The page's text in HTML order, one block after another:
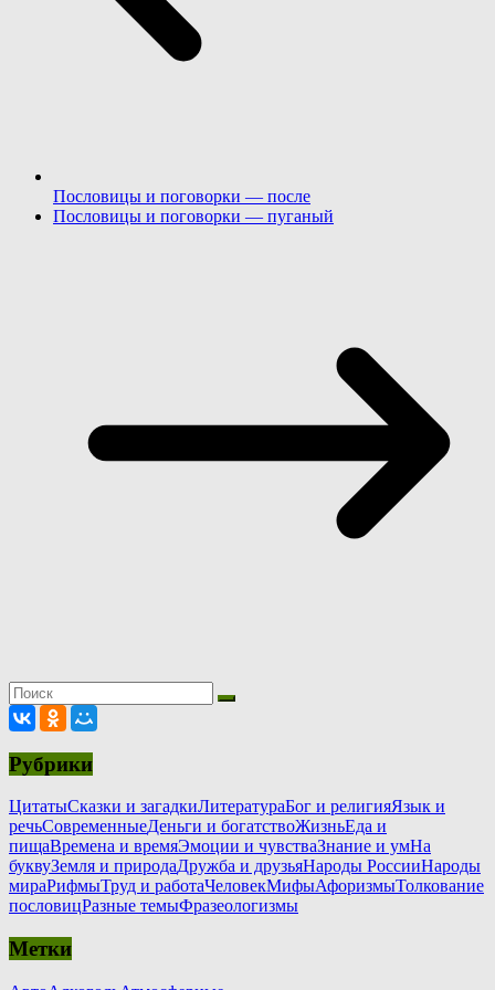
Пословицы и поговорки — после
Пословицы и поговорки — пуганый
Рубрики
ЦитатыСказки и загадкиЛитератураБог и религияЯзык и
речьСовременныеДеньги и богатствоЖизньЕда и
пищаВремена и времяЭмоции и чувстваЗнание и умНа
буквуЗемля и природаДружба и друзьяНароды РоссииНароды
мираРифмыТруд и работаЧеловекМифыАфоризмыТолкование
пословицРазные темыФразеологизмы
Метки